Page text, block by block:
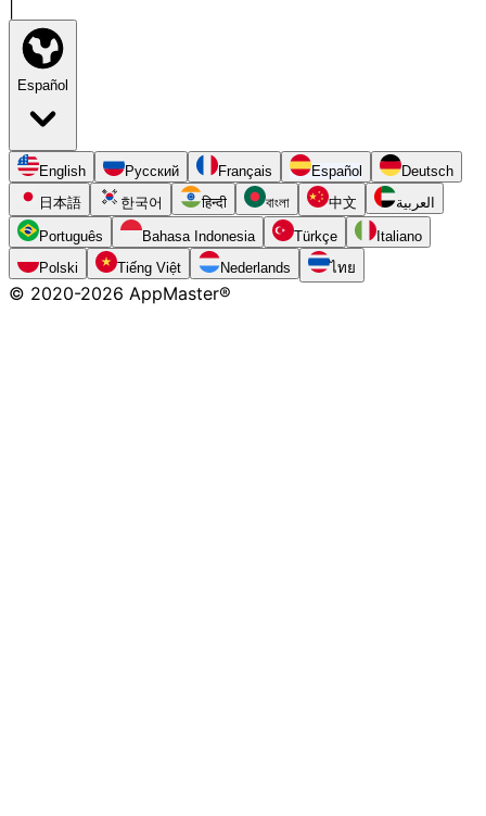
Español
English Русский Français Español
Deutsch
日本語
한국어 हिन्दी বাংলা 中文 العربية
Português Bahasa Indonesia Türkçe
Italiano
Polski
Tiếng Việt Nederlands ไทย
© 2020-2026 AppMaster®